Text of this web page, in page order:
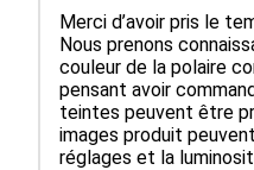
Merci d’avoir pris le
Nous prenons
couleur de la polaire
pensant avoir
teintes peuvent être
images produit
réglages et la